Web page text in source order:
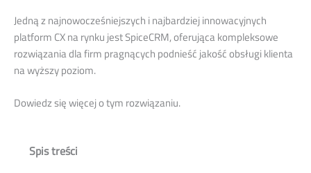
Jedną z najnowocześniejszych i najbardziej innowacyjnych
platform CX na rynku jest SpiceCRM, oferująca kompleksowe
rozwiązania dla firm pragnących podnieść jakość obsługi klienta
na wyższy poziom.
Dowiedz się więcej o tym rozwiązaniu.
Spis treści